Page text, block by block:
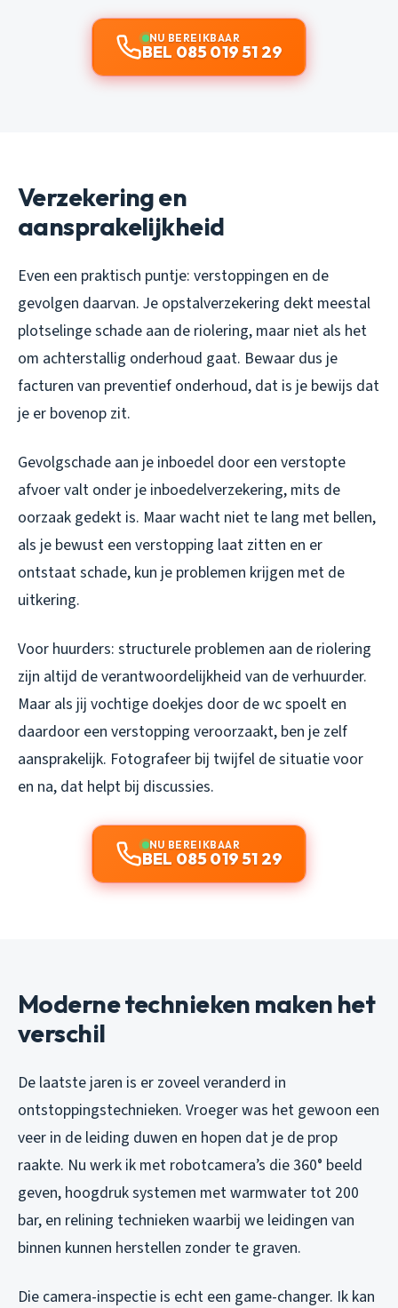
NU BEREIKBAAR
BEL 085 019 51 29
Verzekering en
aansprakelijkheid
Even een praktisch puntje: verstoppingen en de
gevolgen daarvan. Je opstalverzekering dekt meestal
plotselinge schade aan de riolering, maar niet als het
om achterstallig onderhoud gaat. Bewaar dus je
facturen van preventief onderhoud, dat is je bewijs dat
je er bovenop zit.
Gevolgschade aan je inboedel door een verstopte
afvoer valt onder je inboedelverzekering, mits de
oorzaak gedekt is. Maar wacht niet te lang met bellen,
als je bewust een verstopping laat zitten en er
ontstaat schade, kun je problemen krijgen met de
uitkering.
Voor huurders: structurele problemen aan de riolering
zijn altijd de verantwoordelijkheid van de verhuurder.
Maar als jij vochtige doekjes door de wc spoelt en
daardoor een verstopping veroorzaakt, ben je zelf
aansprakelijk. Fotografeer bij twijfel de situatie voor
en na, dat helpt bij discussies.
NU BEREIKBAAR
BEL 085 019 51 29
Moderne technieken maken het
verschil
De laatste jaren is er zoveel veranderd in
ontstoppingstechnieken. Vroeger was het gewoon een
veer in de leiding duwen en hopen dat je de prop
raakte. Nu werk ik met robotcamera’s die 360° beeld
geven, hoogdruk systemen met warmwater tot 200
bar, en relining technieken waarbij we leidingen van
binnen kunnen herstellen zonder te graven.
Die camera-inspectie is echt een game-changer. Ik kan